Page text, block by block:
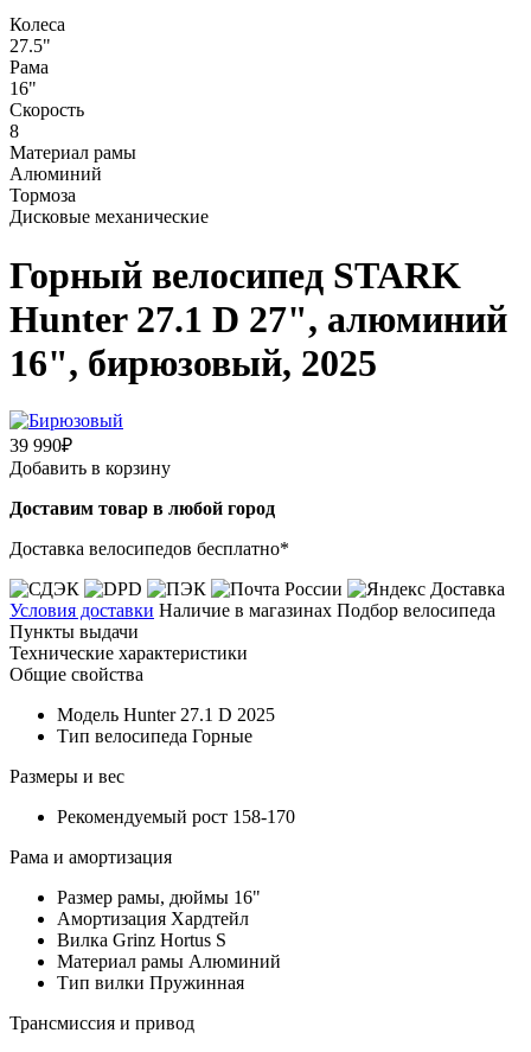
Колеса
27.5"
Рама
16"
Скорость
8
Материал рамы
Алюминий
Тормоза
Дисковые механические
Горный велосипед STARK
Hunter 27.1 D 27", алюминий
16", бирюзовый, 2025
39 990₽
Добавить в корзину
Доставим товар в любой город
Доставка велосипедов бесплатно*
Условия доставки Наличие в магазинах Подбор велосипеда
Пункты выдачи
Технические характеристики
Общие свойства
Модель Hunter 27.1 D 2025
Тип велосипеда Горные
Размеры и вес
Рекомендуемый рост 158-170
Рама и амортизация
Размер рамы, дюймы 16"
Амортизация Хардтейл
Вилка Grinz Hortus S
Материал рамы Алюминий
Тип вилки Пружинная
Трансмиссия и привод